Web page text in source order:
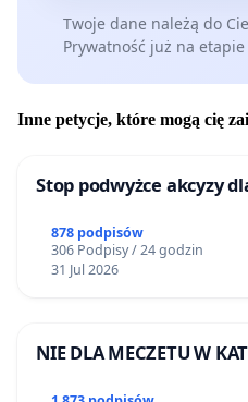
Twoje dane należą do
Prywatność już na
Inne petycje, które mogą cię
Stop podwyżce akcyzy
878 podpisów
306 Podpisy / 24 godzin
31 Jul 2026
NIE DLA MECZETU W